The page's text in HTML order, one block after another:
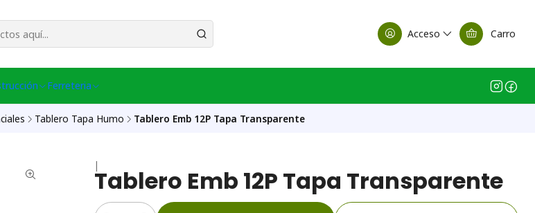
Acceso Carro
Ferreteria
Tablero Tapa Humo Tablero Emb 12P Tapa Transparente
|
Tablero Emb 12P Tapa Transparente